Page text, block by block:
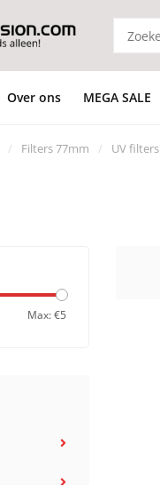
Over ons MEGA SALE
/ Filters 77mm / UV filters
Max: €5